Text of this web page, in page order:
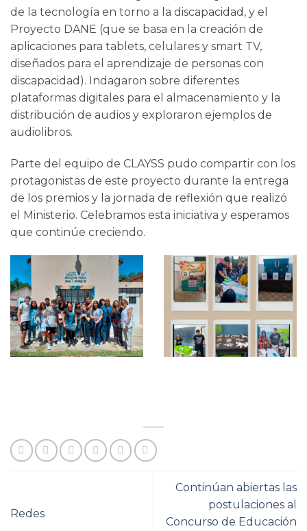
de la tecnología en torno a la discapacidad, y el
Proyecto DANE (que se basa en la creación de
aplicaciones para tablets, celulares y smart TV,
diseñados para el aprendizaje de personas con
discapacidad). Indagaron sobre diferentes
plataformas digitales para el almacenamiento y la
distribución de audios y exploraron ejemplos de
audiolibros.
Parte del equipo de CLAYSS pudo compartir con los
protagonistas de este proyecto durante la entrega
de los premios y la jornada de reflexión que realizó
el Ministerio. Celebramos esta iniciativa y esperamos
que continúe creciendo.
Redes
Continúan abiertas las
postulaciones al
Concurso de Educación